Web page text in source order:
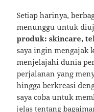
Setiap harinya,
menunggu untuk
produk: skincare,
saya ingin mengajak
menjelajahi dunia
perjalanan yang
hingga berkreasi
saya coba untuk
jelas tentang